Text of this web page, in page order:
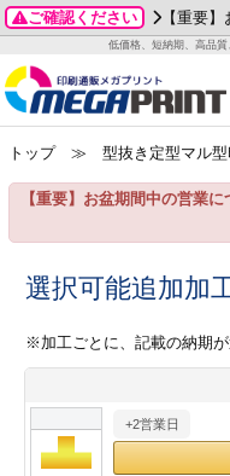
ご確認ください 【重要
低価格、短納期、高品
グッズ
ステッカー
ックカード印刷
業ツール印刷
＆盛り上げ印刷
お客様へ
いて
方法
/送料について
刷
カード印刷
ックカード名刺
ムカード
型マル型印刷
デー
成前に
ガイド
加工指示ガイド
ード印刷
名刺印刷
ックカード
ード印刷
印刷
一覧
わせ
り
プル請求
2026年 8月
月
火 水 木
3
4 5 6 7
24
25 26 27
1
2 3
8 9 10
トップ≫ 型抜き定型マル型
【重要】お盆期間中の営業に
選択可能追加加
※加工ごとに、記載の納期が
+2営業日